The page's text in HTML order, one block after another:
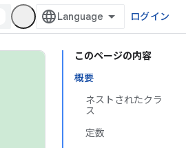
ログイン
このページの内容
概要
ネストされたクラ
ス
定数